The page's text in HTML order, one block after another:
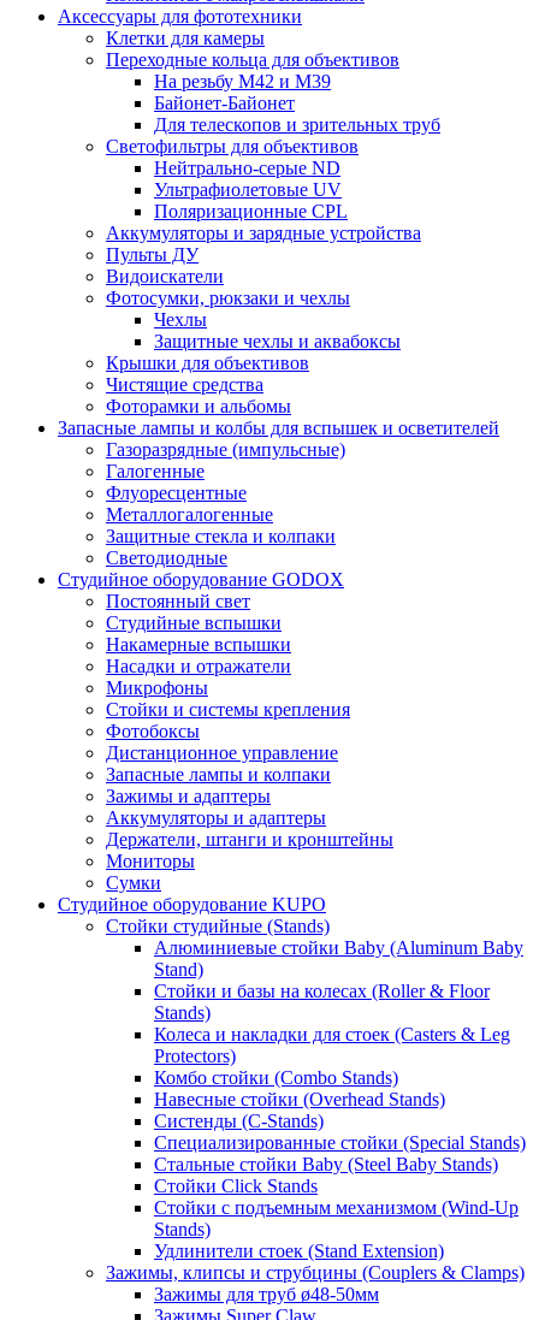
Аксессуары для фототехники
Клетки для камеры
Переходные кольца для объективов
На резьбу М42 и М39
Байонет-Байонет
Для телескопов и зрительных труб
Светофильтры для объективов
Нейтрально-серые ND
Ультрафиолетовые UV
Поляризационные CPL
Аккумуляторы и зарядные устройства
Пульты ДУ
Видоискатели
Фотосумки, рюкзаки и чехлы
Чехлы
Защитные чехлы и аквабоксы
Крышки для объективов
Чистящие средства
Фоторамки и альбомы
Запасные лампы и колбы для вспышек и осветителей
Газоразрядные (импульсные)
Галогенные
Флуоресцентные
Металлогалогенные
Защитные стекла и колпаки
Светодиодные
Студийное оборудование GODOX
Постоянный свет
Студийные вспышки
Накамерные вспышки
Насадки и отражатели
Микрофоны
Стойки и системы крепления
Фотобоксы
Дистанционное управление
Запасные лампы и колпаки
Зажимы и адаптеры
Аккумуляторы и адаптеры
Держатели, штанги и кронштейны
Мониторы
Сумки
Студийное оборудование KUPO
Стойки студийные (Stands)
Алюминиевые стойки Baby (Aluminum Baby
Stand)
Стойки и базы на колесах (Roller & Floor
Stands)
Колеса и накладки для стоек (Casters & Leg
Protectors)
Комбо стойки (Combo Stands)
Навесные стойки (Overhead Stands)
Систенды (C-Stands)
Специализированные стойки (Special Stands)
Стальные стойки Baby (Steel Baby Stands)
Стойки Click Stands
Стойки с подъемным механизмом (Wind-Up
Stands)
Удлинители стоек (Stand Extension)
Зажимы, клипсы и струбцины (Couplers & Clamps)
Зажимы для труб ø48-50мм
Зажимы Super Claw